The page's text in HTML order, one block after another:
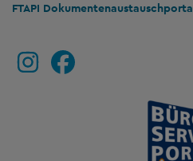
FTAPI Dokumentenaustauschportal